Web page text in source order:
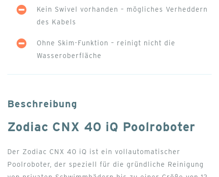
Kein Swivel vorhanden – mögliches Verheddern
des Kabels
Ohne Skim-Funktion – reinigt nicht die
Wasseroberfläche
Beschreibung
Zodiac CNX 40 iQ Poolroboter
Der Zodiac CNX 40 iQ ist ein vollautomatischer
Poolroboter, der speziell für die gründliche Reinigung